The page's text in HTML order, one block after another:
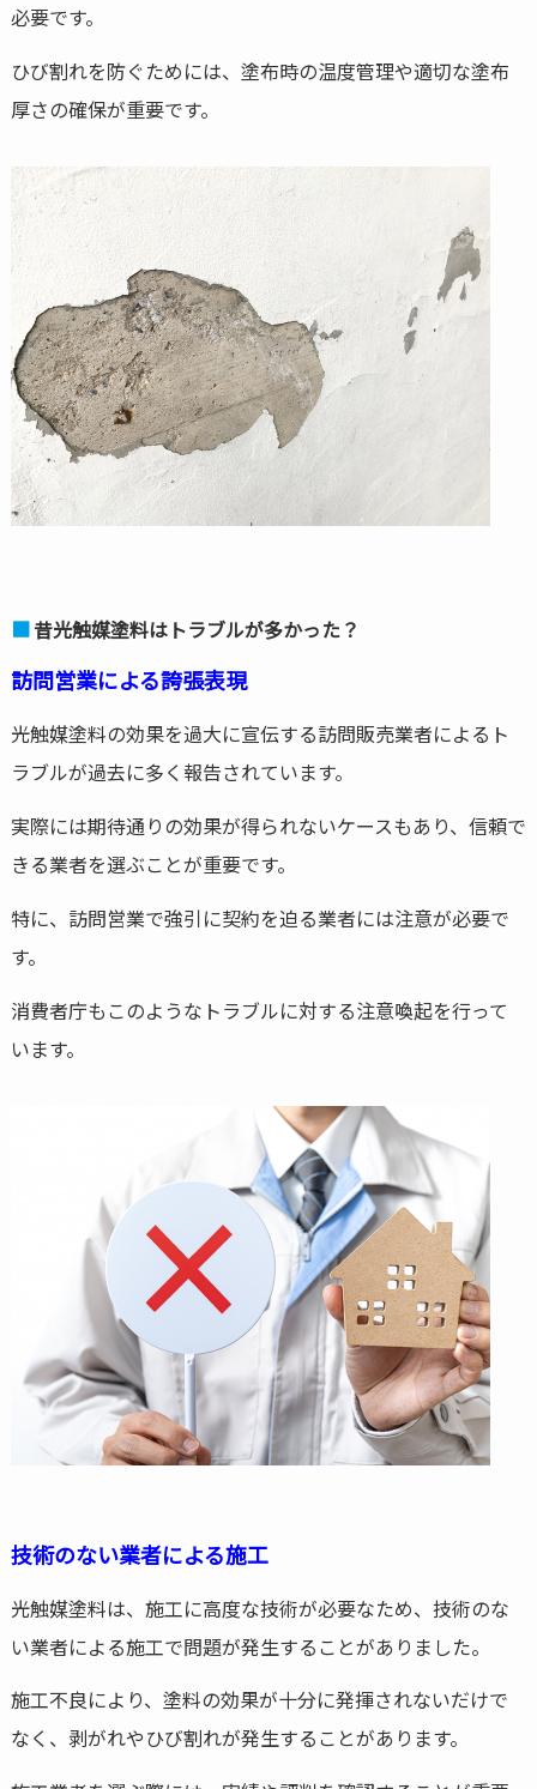
必要です。
ひび割れを防ぐためには、塗布時の温度管理や適切な塗布
厚さの確保が重要です。
昔光触媒塗料はトラブルが多かった？
訪問営業による誇張表現
光触媒塗料の効果を過大に宣伝する訪問販売業者によるト
ラブルが過去に多く報告されています。
実際には期待通りの効果が得られないケースもあり、信頼で
きる業者を選ぶことが重要です。
特に、訪問営業で強引に契約を迫る業者には注意が必要で
す。
消費者庁もこのようなトラブルに対する注意喚起を行って
います。
技術のない業者による施工
光触媒塗料は、施工に高度な技術が必要なため、技術のな
い業者による施工で問題が発生することがありました。
施工不良により、塗料の効果が十分に発揮されないだけで
なく、剥がれやひび割れが発生することがあります。